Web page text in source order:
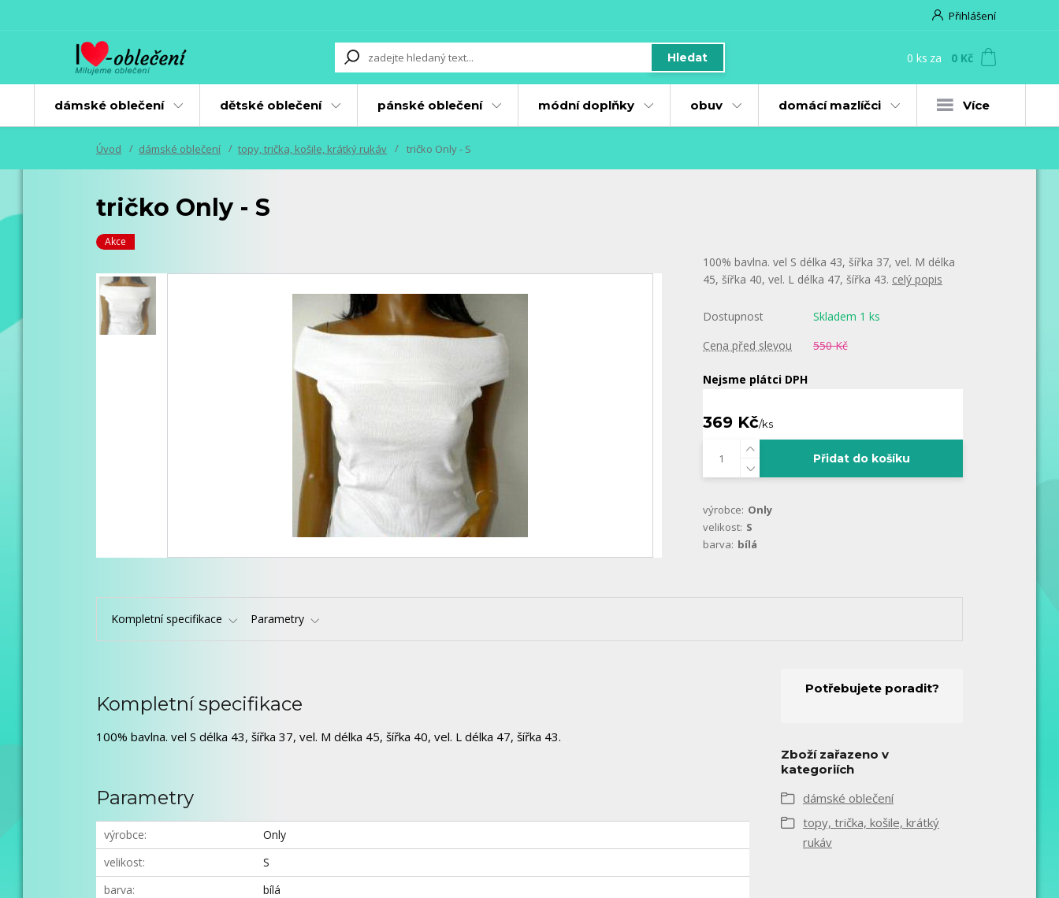
Přihlášení
Hledat 0 ks za 0 Kč
dámské oblečení dětské oblečení pánské oblečení módní doplňky obuv domácí mazlíčci Více
Úvod dámské oblečení topy, trička, košile, krátký rukáv tričko Only - S
tričko Only - S
Akce
100% bavlna. vel S délka 43, šířka 37, vel. M délka
45, šířka 40, vel. L délka 47, šířka 43. celý popis
Dostupnost
Skladem 1 ks
Cena před slevou
550 Kč
Nejsme plátci DPH
369 Kč/ks
Přidat do košíku
výrobce: Only
velikost: S
barva: bílá
Kompletní specifikace Parametry
Kompletní specifikace
100% bavlna. vel S délka 43, šířka 37, vel. M délka 45, šířka 40, vel. L délka 47, šířka 43.
Parametry
výrobce
Only
velikost
S
barva
bílá
Potřebujete poradit?
Zboží zařazeno v
kategoriích
dámské oblečení
topy, trička, košile, krátký
rukáv